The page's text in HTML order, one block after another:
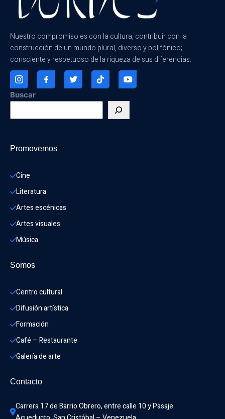
Nuestro compromiso es con la cultura, contribuir con la
construcción de un mundo plural, diverso y polifónico;
consciente y respetuoso de la riqueza de sus diferencias.
Buscar
Promovemos
Cine
Literatura
Artes escénicas
Artes visuales
Música
Somos
Centro cultural
Difusión artística
Formación
Café – Restaurante
Galería de arte
Contacto
Carrera 17 de Barrio Obrero, entre calle 10 y Pasaje